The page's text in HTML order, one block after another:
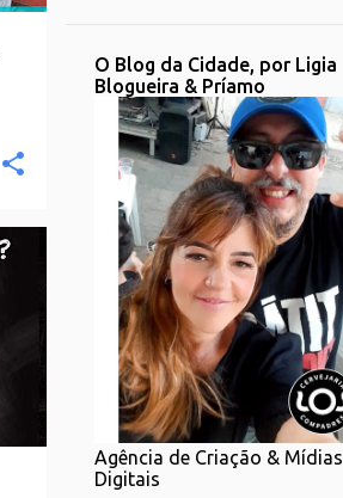
11/02 - 11/09
09/28 - 10/05
09/21 - 09/28
08/31 - 09/07
08/17 - 08/24
08/10 - 08/17
08/03 - 08/10
07/20 - 07/27
06/22 - 06/29
06/15 - 06/22
06/08 - 06/15
O Blog da Cidade, por Ligia
Blogueira & Príamo
Agência de Criação & Mídias
Digitais